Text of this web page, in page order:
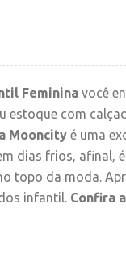
Feminina você
estoque com
Mooncity é uma
dias frios, afinal,
topo da moda.
infantil. Confira